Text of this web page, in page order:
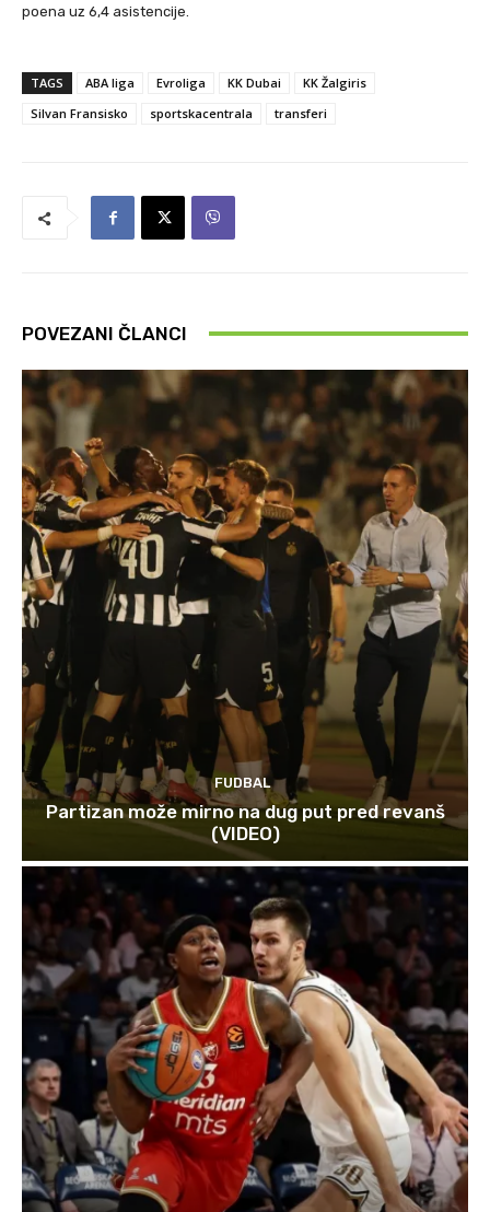
poena uz 6,4 asistencije.
TAGS ABA liga Evroliga KK Dubai
KK Žalgiris
Silvan Fransisko
sportskacentrala transferi
POVEZANI ČLANCI
FUDBAL
Partizan može mirno na dug put pred revanš
(VIDEO)